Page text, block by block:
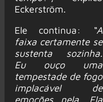
Eckerström.
Ele continua:
“A
faixa certamente se
sustenta sozinha.
Eu ouço uma
tempestade de fogo
implacável de
emoções nela. Ela